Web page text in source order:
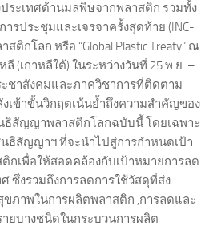
ระเทศด้านมลพิษจากพลาสติก รวมทั้ง
รประชุมและเจรจาครั้งสุดท้าย (INC-
ติกโลก หรือ “Global Plastic Treaty” ณ
(เกาหลีใต้) ในระหว่างวันที่ 25 พ.ย. –
ชาสังคมและภาควิชาการที่ติดตาม
ข้าขั้นวิกฤตเน้นย้ำถึงความสําคัญของ
สัญญาพลาสติกโลกฉบับนี้ โดยเฉพาะ
สัญญาฯ ที่จะนําไปสู่การกําหนดเป้า
กเพื่อให้สอดคล้องกับเป้าหมายการลด
ซึ่งรวมถึงการลดการใช้วัสดุที่ส่ง
ภาพในการผลิตพลาสติก ,การลดและ
ยบางชนิดในกระบวนการผลิต